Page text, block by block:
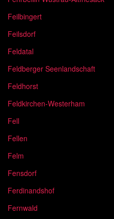
Feilbingert
Feilsdorf
Feldatal
Feldberger Seenlandschaft
Feldhorst
Feldkirchen-Westerham
Fell
Fellen
Felm
Fensdorf
Ferdinandshof
Fernwald